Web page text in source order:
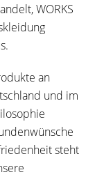
WORKS
an
und im
steht